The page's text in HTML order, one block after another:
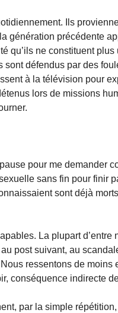
Ils
génération précédente
qu’ils ne constituent
défendus par des
à la télévision pour
lors de missions
pour me demander
sans fin pour finir
sont déjà
La plupart
post suivant, au
ressentons de
conséquence indirecte
par la simple